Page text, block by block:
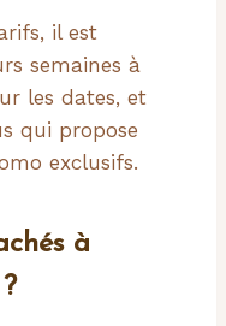
il est
semaines à
les dates, et
qui propose
exclusifs.
à